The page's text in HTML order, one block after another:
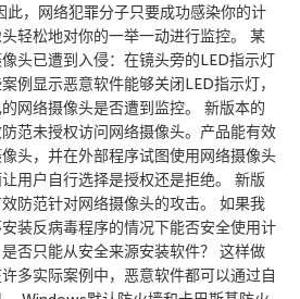
此，网络犯罪分子只要成功感染你的计
轻松地对你的一举一动进行监控。 某
头已遭到入侵：在镜头旁的LED指示灯
例显示恶意软件能够关闭LED指示灯，
网络摄像头是否遭到监控。 新版本的
范未授权访问网络摄像头。产品能有效
头，并在外部程序试图使用网络摄像头
用户自行选择是授权还是拒绝。 新版
防范针对网络摄像头的攻击。 如果我
装反病毒程序的情况下能否安全使用计
否只能从安全来源安装软件？ 这样做
多实际案例中，恶意软件都可以通过自